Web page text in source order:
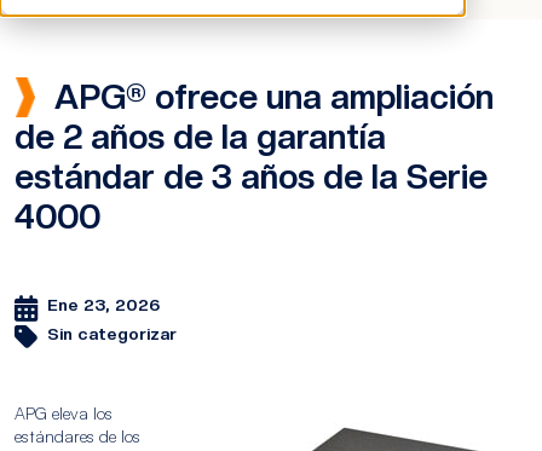
APG® ofrece una ampliación
de 2 años de la garantía
estándar de 3 años de la Serie
4000
Ene 23, 2026
Sin categorizar
APG eleva los
estándares de los